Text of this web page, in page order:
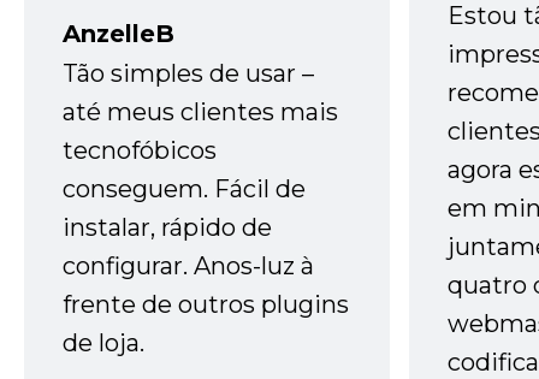
AnzelleB
Tão simples de usar –
até meus clientes mais
tecnofóbicos
conseguem. Fácil de
instalar, rápido de
configurar. Anos-luz à
frente de outros plugins
de loja.
Estou
agora
em
quatro